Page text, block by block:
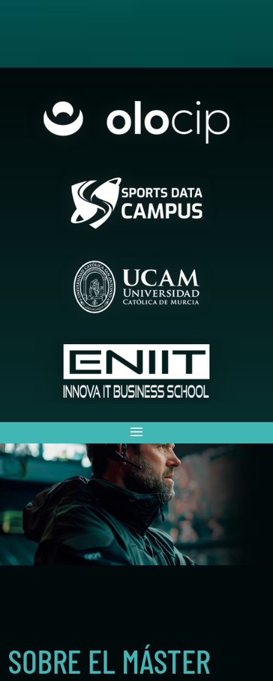
SOBRE EL MÁSTER